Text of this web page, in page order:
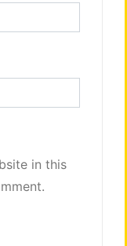
in this